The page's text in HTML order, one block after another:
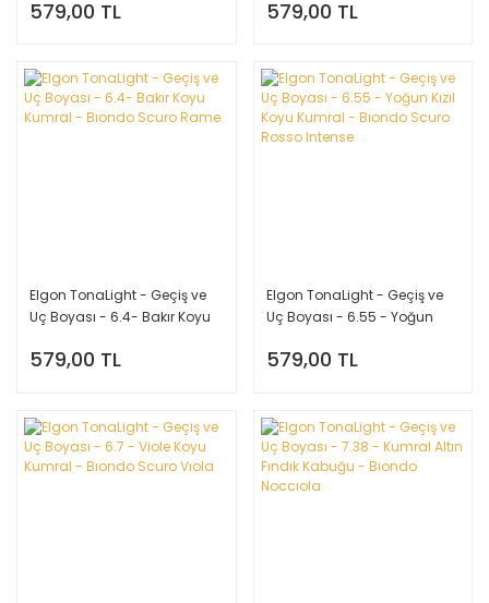
Castano Chiaro Cioccolato
579,00 TL
Dorato
579,00 TL
Elgon TonaLight - Geçiş ve
Uç Boyası - 6.4- Bakır Koyu
Rame
579,00 TL
Elgon TonaLight - Geçiş ve
Uç Boyası - 6.55 - Yoğun
Scuro Rosso Intense
579,00 TL